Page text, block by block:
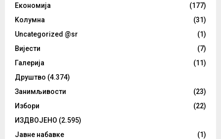
Eкономија
(177)
Kолумнa
(31)
Uncategorized @sr
(1)
Вијести
(7)
Галерија
(11)
Друштво (4.374)
Занимљивости
(23)
Избори
(22)
ИЗДВОЈЕНО (2.595)
Јавне набавке
(1)